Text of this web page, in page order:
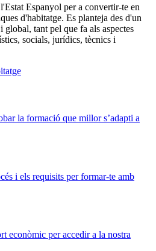
Espanyol per a convertir-te en
d'habitatge. Es planteja des d'un
tant pel que fa als aspectes
socials, jurídics, tècnics i
la formació que millor s’adapti a
i els requisits per formar-te amb
econòmic per accedir a la nostra